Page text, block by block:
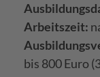
Arbeitszeit:
bis 800 Euro